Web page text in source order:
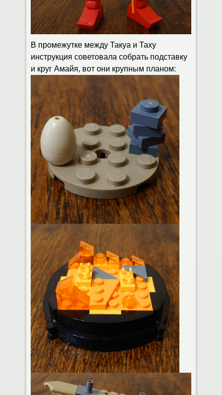
В промежутке между Такуа и Таху
инструкция советовала собрать подставку
и круг Амайя, вот они крупным планом: